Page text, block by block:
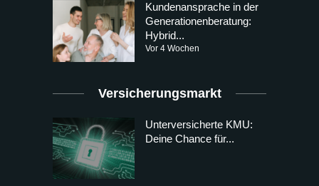
Kundenansprache in der
Generationenberatung:
Hybrid...
Vor 4 Wochen
Versicherungsmarkt
Unterversicherte KMU:
Deine Chance für...